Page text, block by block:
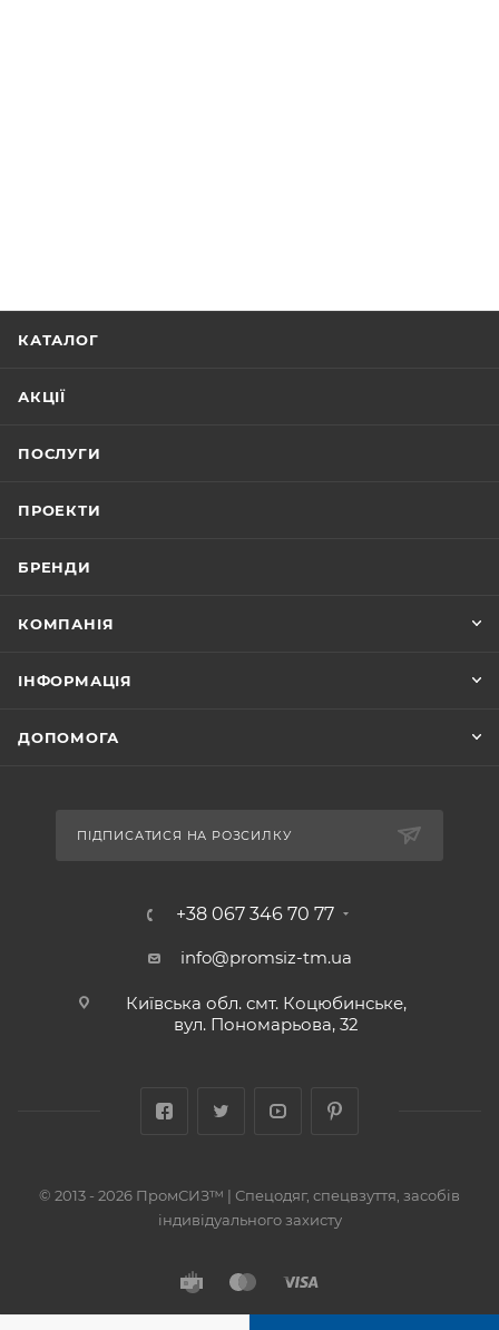
КАТАЛОГ
АКЦІЇ
ПОСЛУГИ
ПРОЕКТИ
БРЕНДИ
КОМПАНІЯ
ІНФОРМАЦІЯ
ДОПОМОГА
ПІДПИСАТИСЯ НА РОЗСИЛКУ
+38 067 346 70 77
info@promsiz-tm.ua
Київська обл. смт. Коцюбинське,
вул. Пономарьова, 32
© 2013 - 2026 ПромСИЗ™ | Спецодяг, спецвзуття, засобів
індивідуального захисту